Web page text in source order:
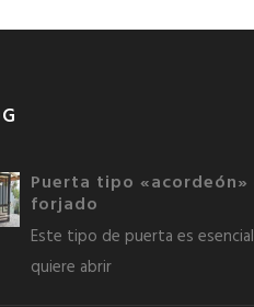
Puerta tipo «acordeón»
forjado
Este tipo de puerta es
quiere abrir